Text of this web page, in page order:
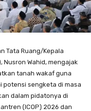
Tata Ruang/Kepala
Nusron Wahid, mengajak
tanah wakaf guna
potensi sengketa di masa
dalam pidatonya di
(ICOP) 2026 dan